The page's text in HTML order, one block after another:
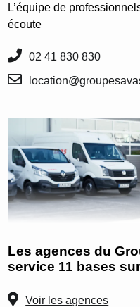
L’équipe de
écoute
02 41 830 830
Les agences du
service 11 bases
Voir les agences